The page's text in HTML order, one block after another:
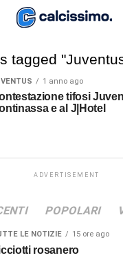
tagged
1 anno ago
tifosi
e al J|Hotel
ADVERTISEMENT
POPOLARI
LE NOTIZIE 15 ore ago
rosanero